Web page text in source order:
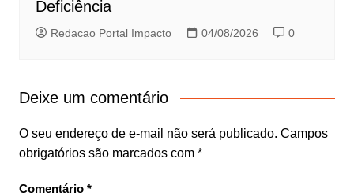
Deficiência
Redacao Portal Impacto 04/08/2026 0
Deixe um comentário
O seu endereço de e-mail não será publicado. Campos
obrigatórios são marcados com *
Comentário *